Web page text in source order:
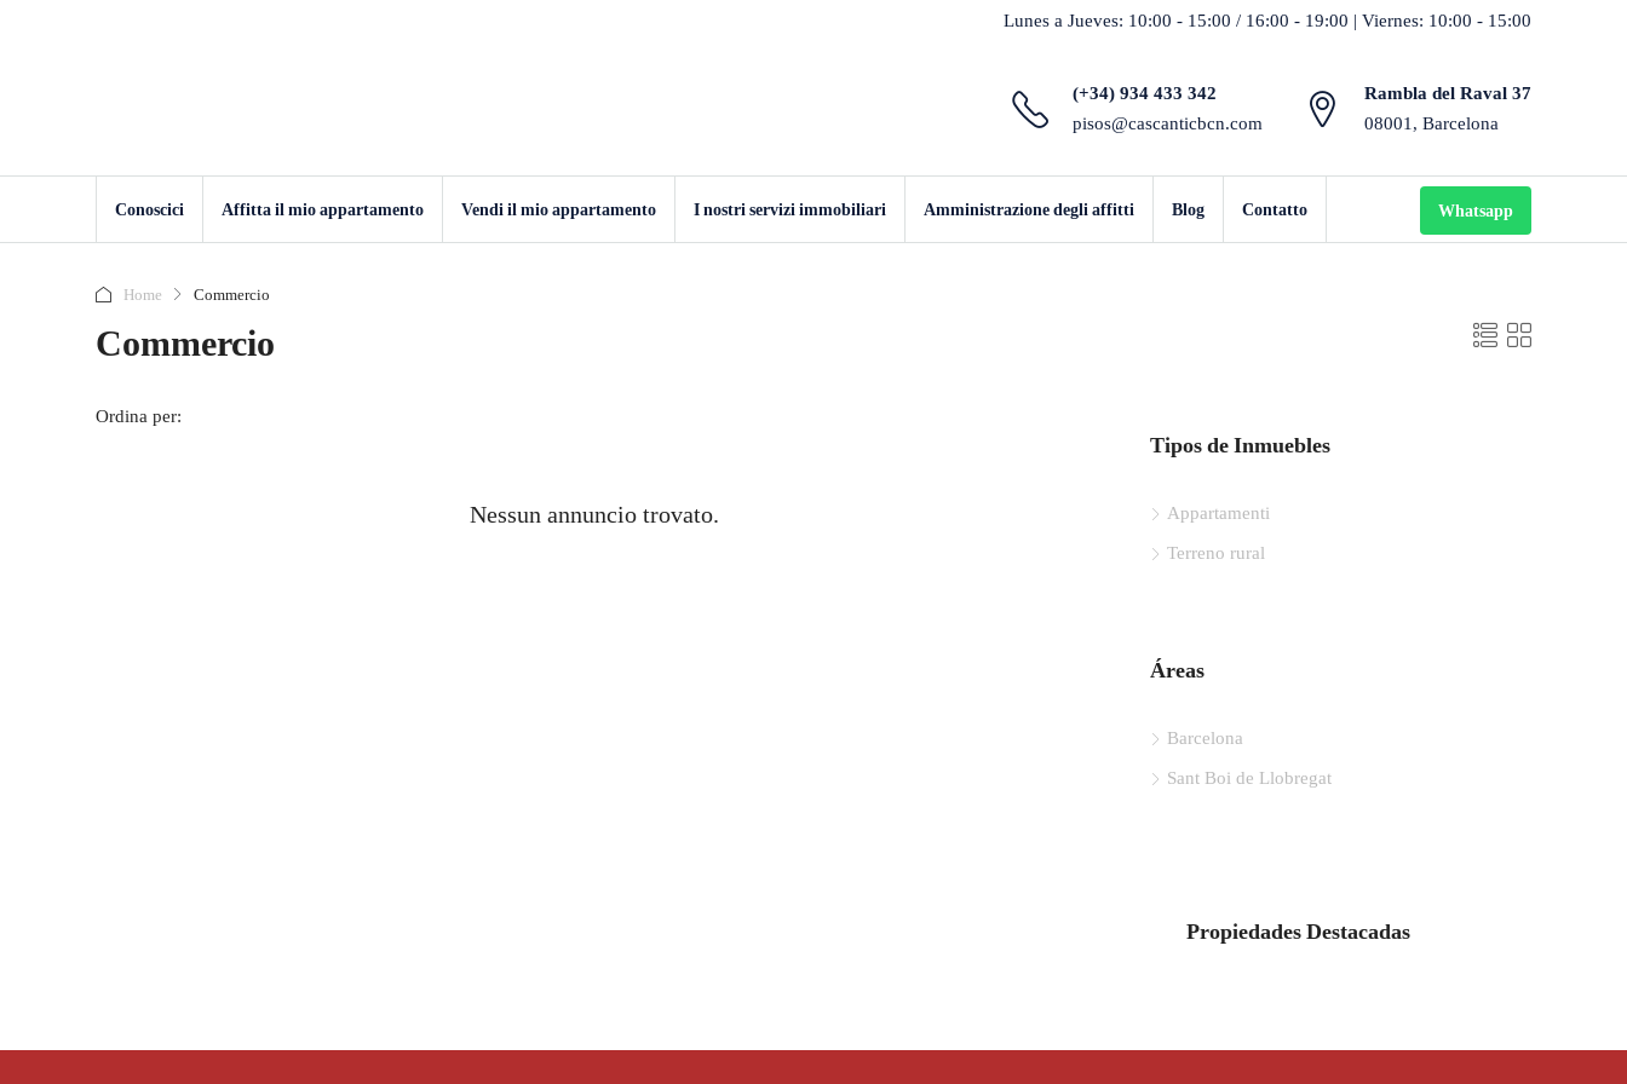
Lunes a Jueves: 10:00 - 15:00 / 16:00 - 19:00 | Viernes: 10:00 - 15:00
(+34) 934 433 342
pisos@cascanticbcn.com
Rambla del Raval 37
08001, Barcelona
Conoscici Affitta il mio appartamento Vendi il mio appartamento I nostri servizi immobiliari Amministrazione degli affitti Blog Contatto Whatsapp
Home Commercio
Commercio
Ordina per:
Nessun annuncio trovato.
Tipos de Inmuebles
Appartamenti
Terreno rural
Áreas
Barcelona
Sant Boi de Llobregat
Propiedades Destacadas